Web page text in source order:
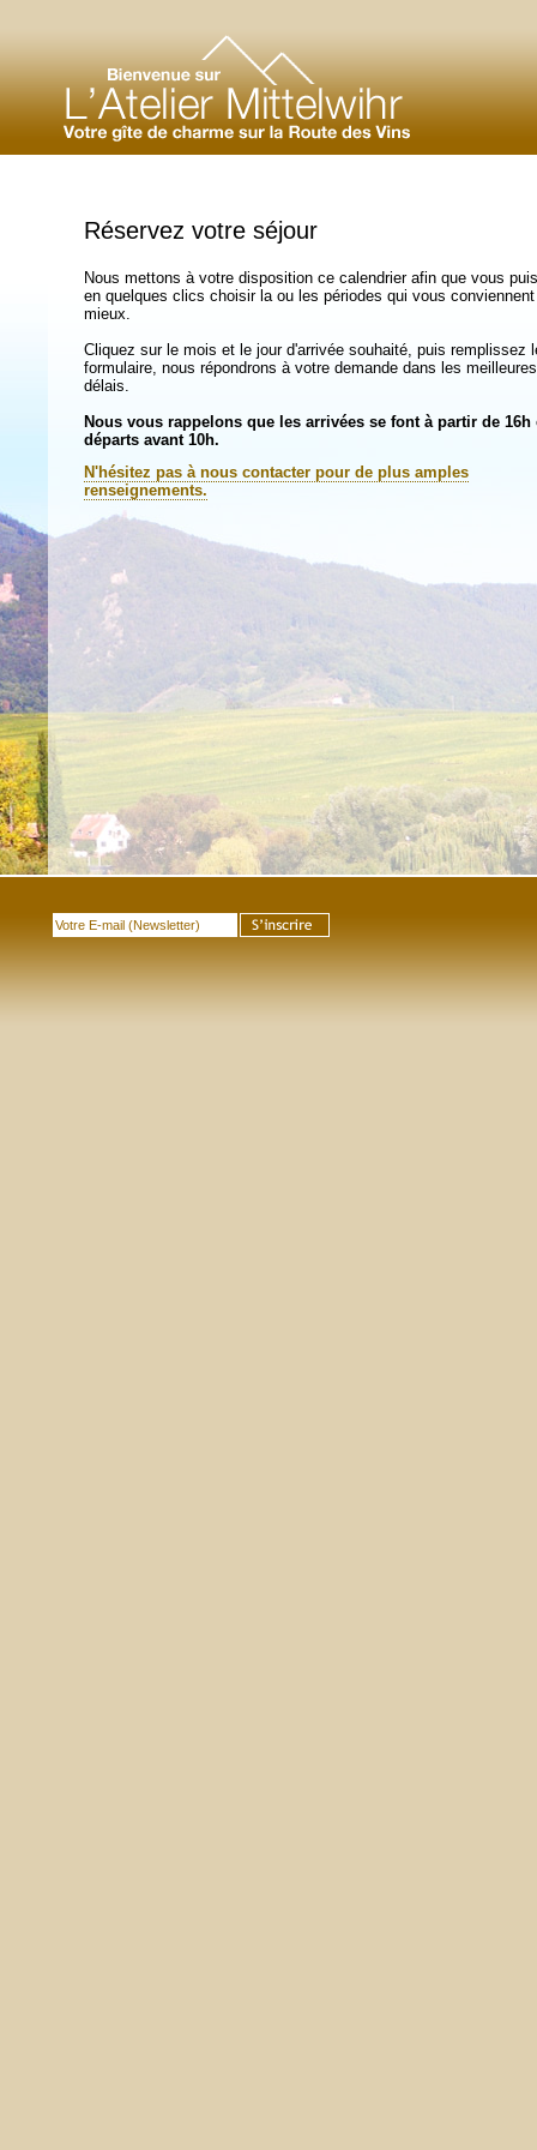
Réservez votre séjour
Nous mettons à votre disposition ce calendrier afin que vous
en quelques clics choisir la ou les périodes qui vous
mieux.
Cliquez sur le mois et le jour d'arrivée souhaité, puis remplissez
formulaire, nous répondrons à votre demande dans les meilleures
délais.
Nous vous rappelons que les arrivées se font à partir de 16h
départs avant 10h.
N'hésitez pas à nous contacter pour de plus amples
renseignements.